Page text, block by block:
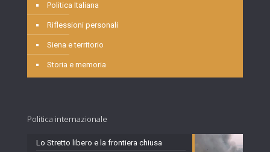
Politica Italiana
Riflessioni personali
Siena e territorio
Storia e memoria
Politica internazionale
Lo Stretto libero e la frontiera chiusa